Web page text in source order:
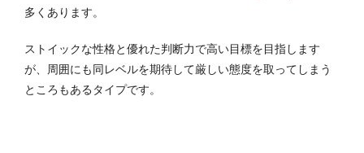
多くあります。
ストイックな性格と優れた判断力で高い目標を目指します
が、周囲にも同レベルを期待して厳しい態度を取ってしまう
ところもあるタイプです。